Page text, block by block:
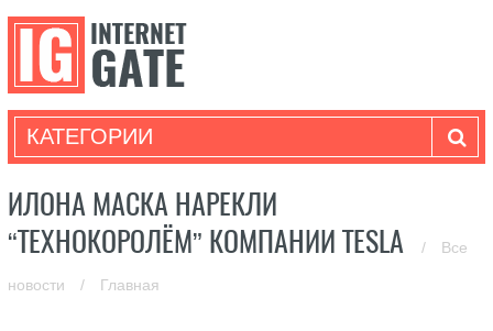
КАТЕГОРИИ
ИЛОНА МАСКА НАРЕКЛИ
“ТЕХНОКОРОЛЁМ” КОМПАНИИ TESLA
/ Все
новости / Главная